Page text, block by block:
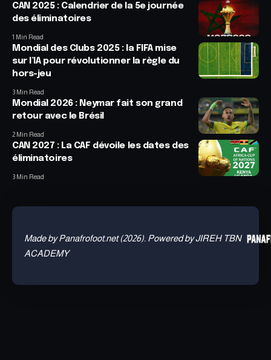
CAN 2025 : Calendrier de la 5e journée
des éliminatoires
1 Min Read
Mondial des Clubs 2025 : la FIFA mise
sur l’IA pour révolutionner la règle du
hors-jeu
3 Min Read
Mondial 2026 : Neymar fait son grand
retour avec le Brésil
2 Min Read
CAN 2027 : La CAF dévoile les dates des
éliminatoires
3 Min Read
Made by Panafrofoot.net (2026). Powered by JIREH TBN
ACADEMY